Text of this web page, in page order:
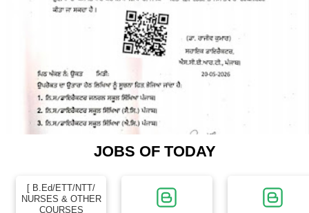
JOBS OF TODAY
[ B.Ed/ETT/NTT/
NURSES & OTHER
COURSES